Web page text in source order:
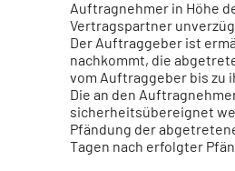
Auftragnehmer in Höhe
Vertragspartner
Der Auftraggeber ist
nachkommt, die
vom Auftraggeber bis zu
Die an den
sicherheitsübereignet
Pfändung der
Tagen nach erfolgter